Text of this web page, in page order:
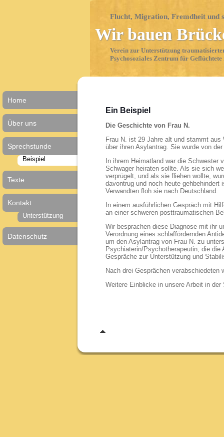
Flucht, Migration, Fremdheit und
Wir bauen
Verein zur Unterstützung
Psychosoziales Zentrum für
Home
Über uns
Sprechstunde
Beispiel
Texte
Kontakt
Unterstützung
Datenschutz
Ein Beispiel
Die Geschichte von Frau N.
Frau N. ist 29 Jahre alt und stammt
über ihren Asylantrag. Sie wurde von
In ihrem Heimatland war die Schwester
Schwager heiraten sollte. Als sie sich
verprügelt, und als sie fliehen wollte,
davontrug und noch heute gehbehindert
Verwandten floh sie nach Deutschland.
In einem ausführlichen Gespräch mit
an einer schweren posttraumatischen
Wir besprachen diese Diagnose mit ihr
Verordnung eines schlaffördernden
um den Asylantrag von Frau N. zu
Psychiaterin/Psychotherapeutin, die die
Gespräche zur Unterstützung und
Nach drei Gesprächen
Weitere Einblicke in unsere Arbeit in